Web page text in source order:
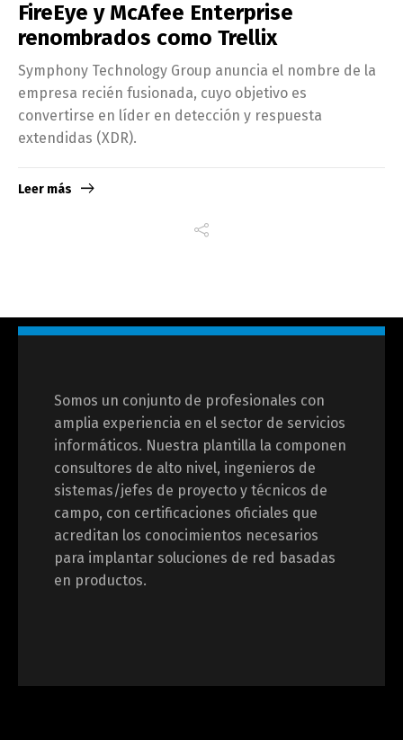
FireEye y McAfee Enterprise
renombrados como Trellix
Symphony Technology Group anuncia el nombre de la
empresa recién fusionada, cuyo objetivo es
convertirse en líder en detección y respuesta
extendidas (XDR).
Leer más
Somos un conjunto de profesionales con
amplia experiencia en el sector de servicios
informáticos. Nuestra plantilla la componen
consultores de alto nivel, ingenieros de
sistemas/jefes de proyecto y técnicos de
campo, con certificaciones oficiales que
acreditan los conocimientos necesarios
para implantar soluciones de red basadas
en productos.